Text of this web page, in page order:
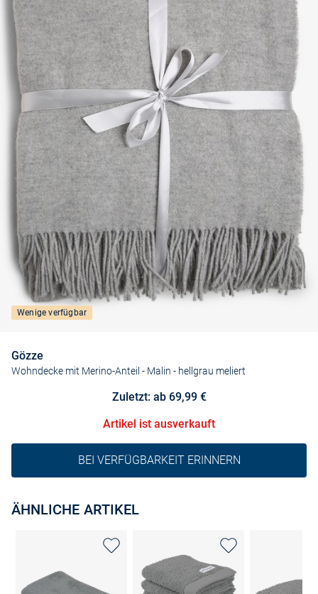
Wenige verfügbar
Gözze
Wohndecke mit Merino-Anteil - Malin - hellgrau meliert
Zuletzt: ab 69,99 €
Artikel ist ausverkauft
BEI VERFÜGBARKEIT ERINNERN
ÄHNLICHE ARTIKEL